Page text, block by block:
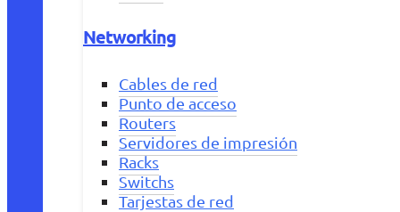
Networking
Cables de red
Punto de acceso
Routers
Servidores de impresión
Racks
Switchs
Tarjestas de red